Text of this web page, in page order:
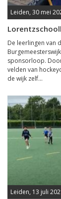
Leiden, 30 mei
De leerlingen van
sponsorloop.
velden van
de wijk zelf...
Leiden, 13 juli